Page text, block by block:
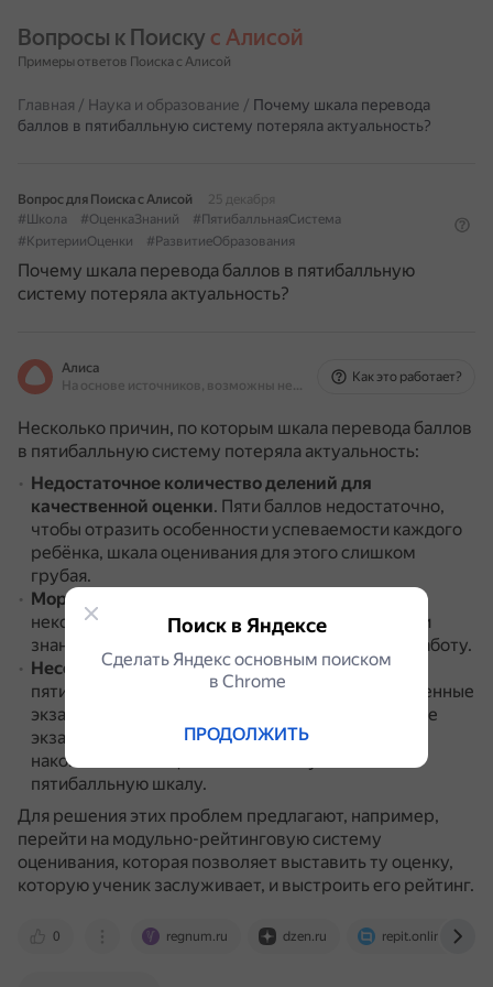
Вопросы к Поиску с Алисой
Примеры ответов Поиска с Алисой
Главная / Наука и образование / Почему шкала перевода
баллов в пятибалльную систему потеряла актуальность?
Вопрос для Поиска с Алисой
25 декабря
#Школа
#ОценкаЗнаний
#ПятибалльнаяСистема
#КритерииОценки
#РазвитиеОбразования
Почему шкала перевода баллов в пятибалльную
систему потеряла актуальность?
Алиса
На основе источников, возможны неточности
Как это работает?
Несколько причин, по которым шкала перевода баллов
в пятибалльную систему потеряла актуальность:
Недостаточное количество делений для
качественной оценки. Пяти баллов недостаточно,
чтобы отразить особенности успеваемости каждого
ребёнка, шкала оценивания для этого слишком
грубая.
Моральное устаревание системы
некоторых экспертов, школьники учатся не ради
знаний, а ради оценок, которые поставят за их работу.
Несоответствие современным экзаменам.
пятибалльную систему не вписываются современные
экзамены — единый и основной государственные
экзамены (ЕГЭ и ОГЭ), так как они основаны на
накопительных оценках и используют не
пятибалльную шкалу.
Для решения этих проблем предлагают, например,
перейти на модульно-рейтинговую систему
оценивания, которая позволяет выставить ту оценку,
которую ученик заслуживает, и выстроить его рейтинг.
0 regnum.ru dzen.ru repit.online
Поиск в Яндексе
Сделать Яндекс основным поиском
в Сhrome
ПРОДОЛЖИТЬ